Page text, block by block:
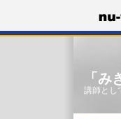
「
講師とし